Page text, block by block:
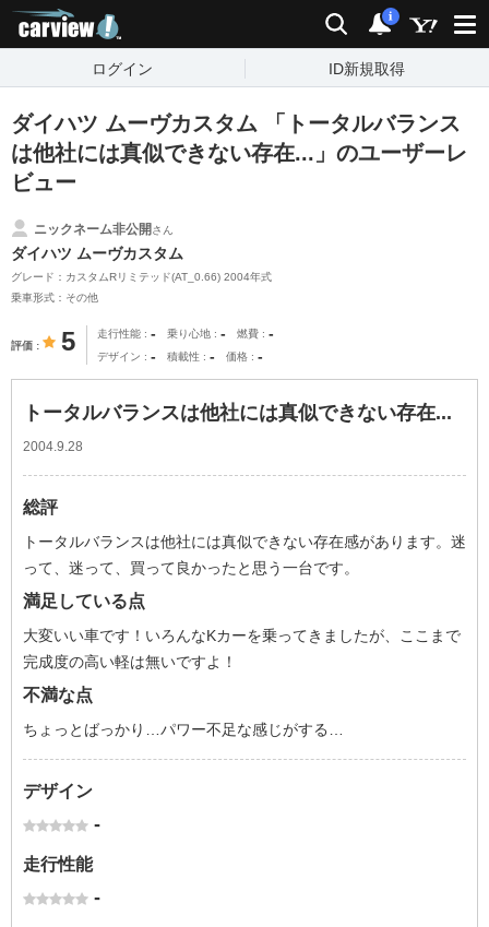
検索 通知
i
ログイン ID新規取得
ダイハツ ムーヴカスタム 「トータルバランス
は他社には真似できない存在...」のユーザーレ
ビュー
ニックネーム非公開さん
ダイハツ ムーヴカスタム
グレード：カスタムRリミテッド(AT_0.66) 2004年式
乗車形式：その他
評価 5 走行性能 - 乗り心地 - 燃費 -
デザイン - 積載性 - 価格 -
トータルバランスは他社には真似できない存在...
2004.9.28
総評
トータルバランスは他社には真似できない存在感があります。迷
って、迷って、買って良かったと思う一台です。
満足している点
大変いい車です！いろんなKカーを乗ってきましたが、ここまで
完成度の高い軽は無いですよ！
不満な点
ちょっとばっかり…パワー不足な感じがする…
デザイン
-
走行性能
-